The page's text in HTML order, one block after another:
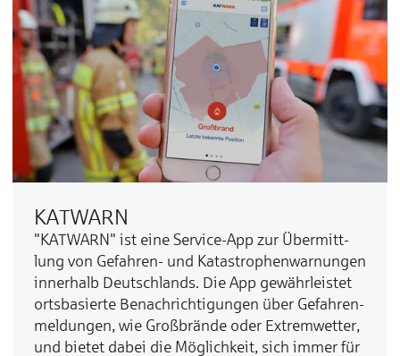
KATWARN
"KATWARN" ist ei­ne Ser­vice-App zur Über­mitt­
lung von Ge­fah­ren- und Ka­tas­tro­phen­war­nun­gen
in­ner­halb Deutsch­lands. Die App ge­währ­leis­tet
orts­ba­sier­te Be­nach­rich­ti­gun­gen über Ge­fah­ren­­
mel­­dun­gen, wie Groß­­brän­de oder Ex­trem­wet­ter,
und bie­tet da­bei die Mög­lich­keit, sich im­mer für